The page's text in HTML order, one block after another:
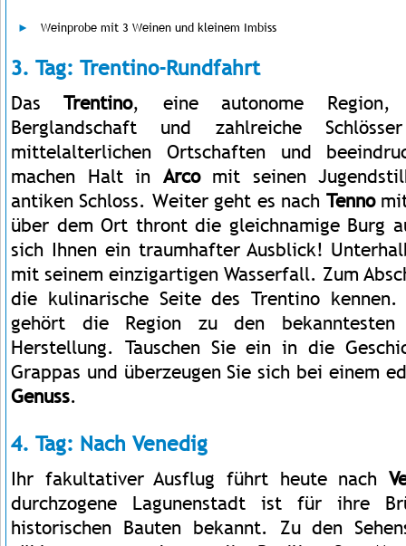
Weinprobe mit 3 Weinen und kleinem Imbiss
3. Tag: Trentino-Rundfahrt
DasTrentino, eine autonome Region,
Berglandschaft und zahlreiche
mittelalterlichen Ortschaften und
machen Halt in Arcomit seinen
antiken Schloss. Weiter geht es nach Tennomit
über dem Ort thront die gleichnamige Burg
sich Ihnen ein traumhafter Ausblick!
mit seinem einzigartigen Wasserfall. Zum
die kulinarische Seite des Trentino
gehört die Region zu den
Herstellung. Tauschen Sie ein in die
Grappas und überzeugen Sie sich bei einem
Genuss.
4. Tag: Nach Venedig
Ihr fakultativer Ausflug führt heute nach
durchzogene Lagunenstadt ist für ihre
historischen Bauten bekannt. Zu den